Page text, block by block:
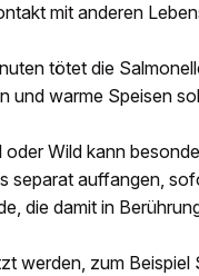
mit anderen
tötet die
und warme Speisen
Wild kann
separat auffangen,
die damit in
werden, zum Beispiel